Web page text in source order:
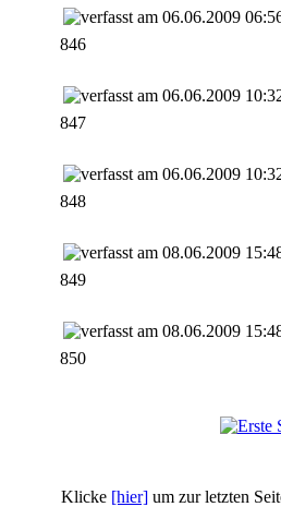
06.06.2009
846
06.06.2009
847
06.06.2009
848
08.06.2009
849
08.06.2009
850
Klicke [hier] um zur letzten